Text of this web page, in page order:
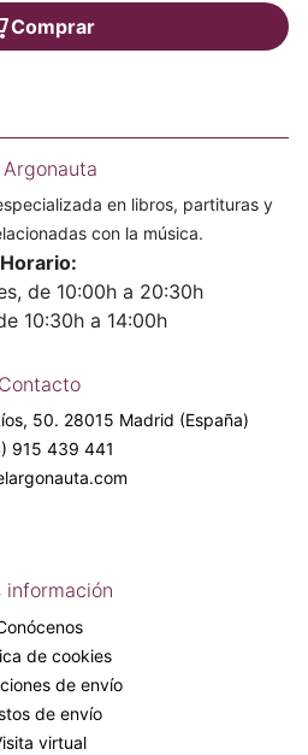
Comprar
Argonauta
en libros, partituras y
con la música.
Horario:
de 10:00h a 20:30h
10:30h a 14:00h
Contacto
50. 28015 Madrid (España)
915 439 441
información
de cookies
de envío
de envío
virtual